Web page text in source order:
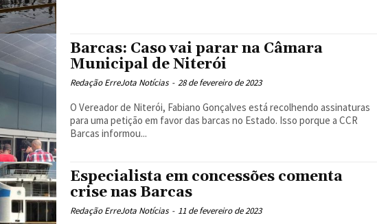
Barcas: Caso vai parar na Câmara
Municipal de Niterói
Redação ErreJota Notícias - 28 de fevereiro de 2023
O Vereador de Niterói, Fabiano Gonçalves está recolhendo assinaturas
para uma petição em favor das barcas no Estado. Isso porque a CCR
Barcas informou...
Especialista em concessões comenta
crise nas Barcas
Redação ErreJota Notícias - 11 de fevereiro de 2023